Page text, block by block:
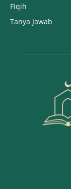
Fiqih
Tanya Jawab